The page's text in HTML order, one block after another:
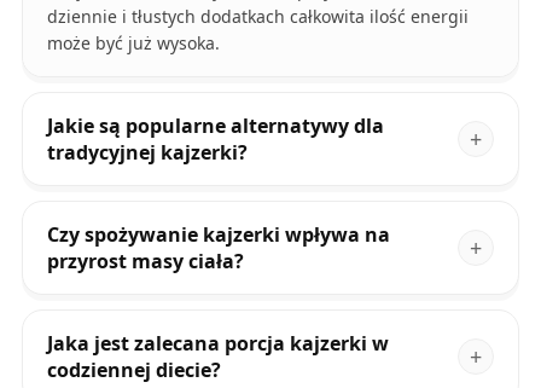
dziennie i tłustych dodatkach całkowita ilość energii
może być już wysoka.
Jakie są popularne alternatywy dla
tradycyjnej kajzerki?
Czy spożywanie kajzerki wpływa na
przyrost masy ciała?
Jaka jest zalecana porcja kajzerki w
codziennej diecie?